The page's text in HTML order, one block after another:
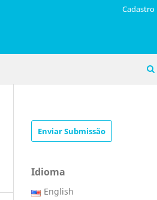
Cadastro
Enviar Submissão
Idioma
English